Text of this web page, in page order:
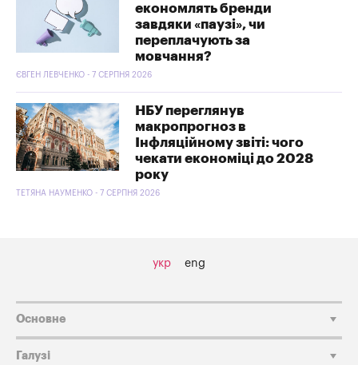
економлять бренди
завдяки «паузі», чи
переплачують за
мовчання?
ЄВГЕН ЛЕВЧЕНКО - 7 СЕРПНЯ 2026
НБУ переглянув
макропрогноз в
Інфляційному звіті: чого
чекати економіці до 2028
року
ТЕТЯНА НАУМЕНКО - 7 СЕРПНЯ 2026
укр eng
Основне
Галузі